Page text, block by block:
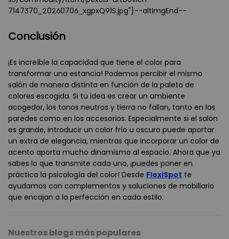
7147370_20260706_xgpxQ91S.jpg"}--altImgEnd--
Conclusión
¡Es increíble la capacidad que tiene el color para
transformar una estancia! Podemos percibir el mismo
salón de manera distinta en función de la paleta de
colores escogida. Si tu idea es crear un ambiente
acogedor, los tonos neutros y tierra no fallan, tanto en las
paredes como en los accesorios. Especialmente si el salón
es grande, introducir un color frío u oscuro puede aportar
un extra de elegancia, mientras que incorporar un color de
acento aporta mucho dinamismo al espacio. Ahora que ya
sabes lo que transmite cada uno, ¡puedes poner en
práctica la psicología del color! Desde FlexiSpot te
ayudamos con complementos y soluciones de mobiliario
que encajan a la perfección en cada estilo.
Nuestros blogs más populares